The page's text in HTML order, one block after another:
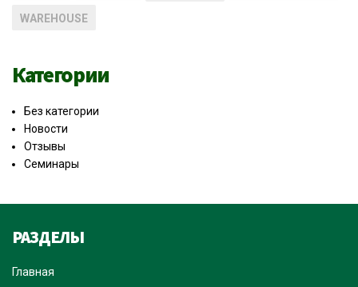
WAREHOUSE
Категории
Без категории
Новости
Отзывы
Семинары
РАЗДЕЛЫ
Главная